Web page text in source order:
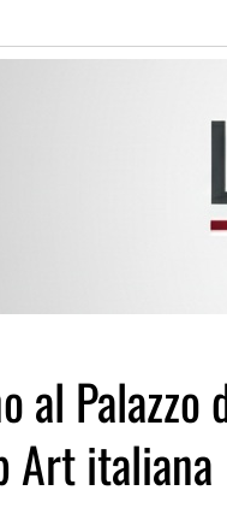
al
Art italiana